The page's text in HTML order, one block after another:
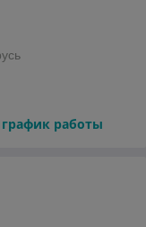
график работы